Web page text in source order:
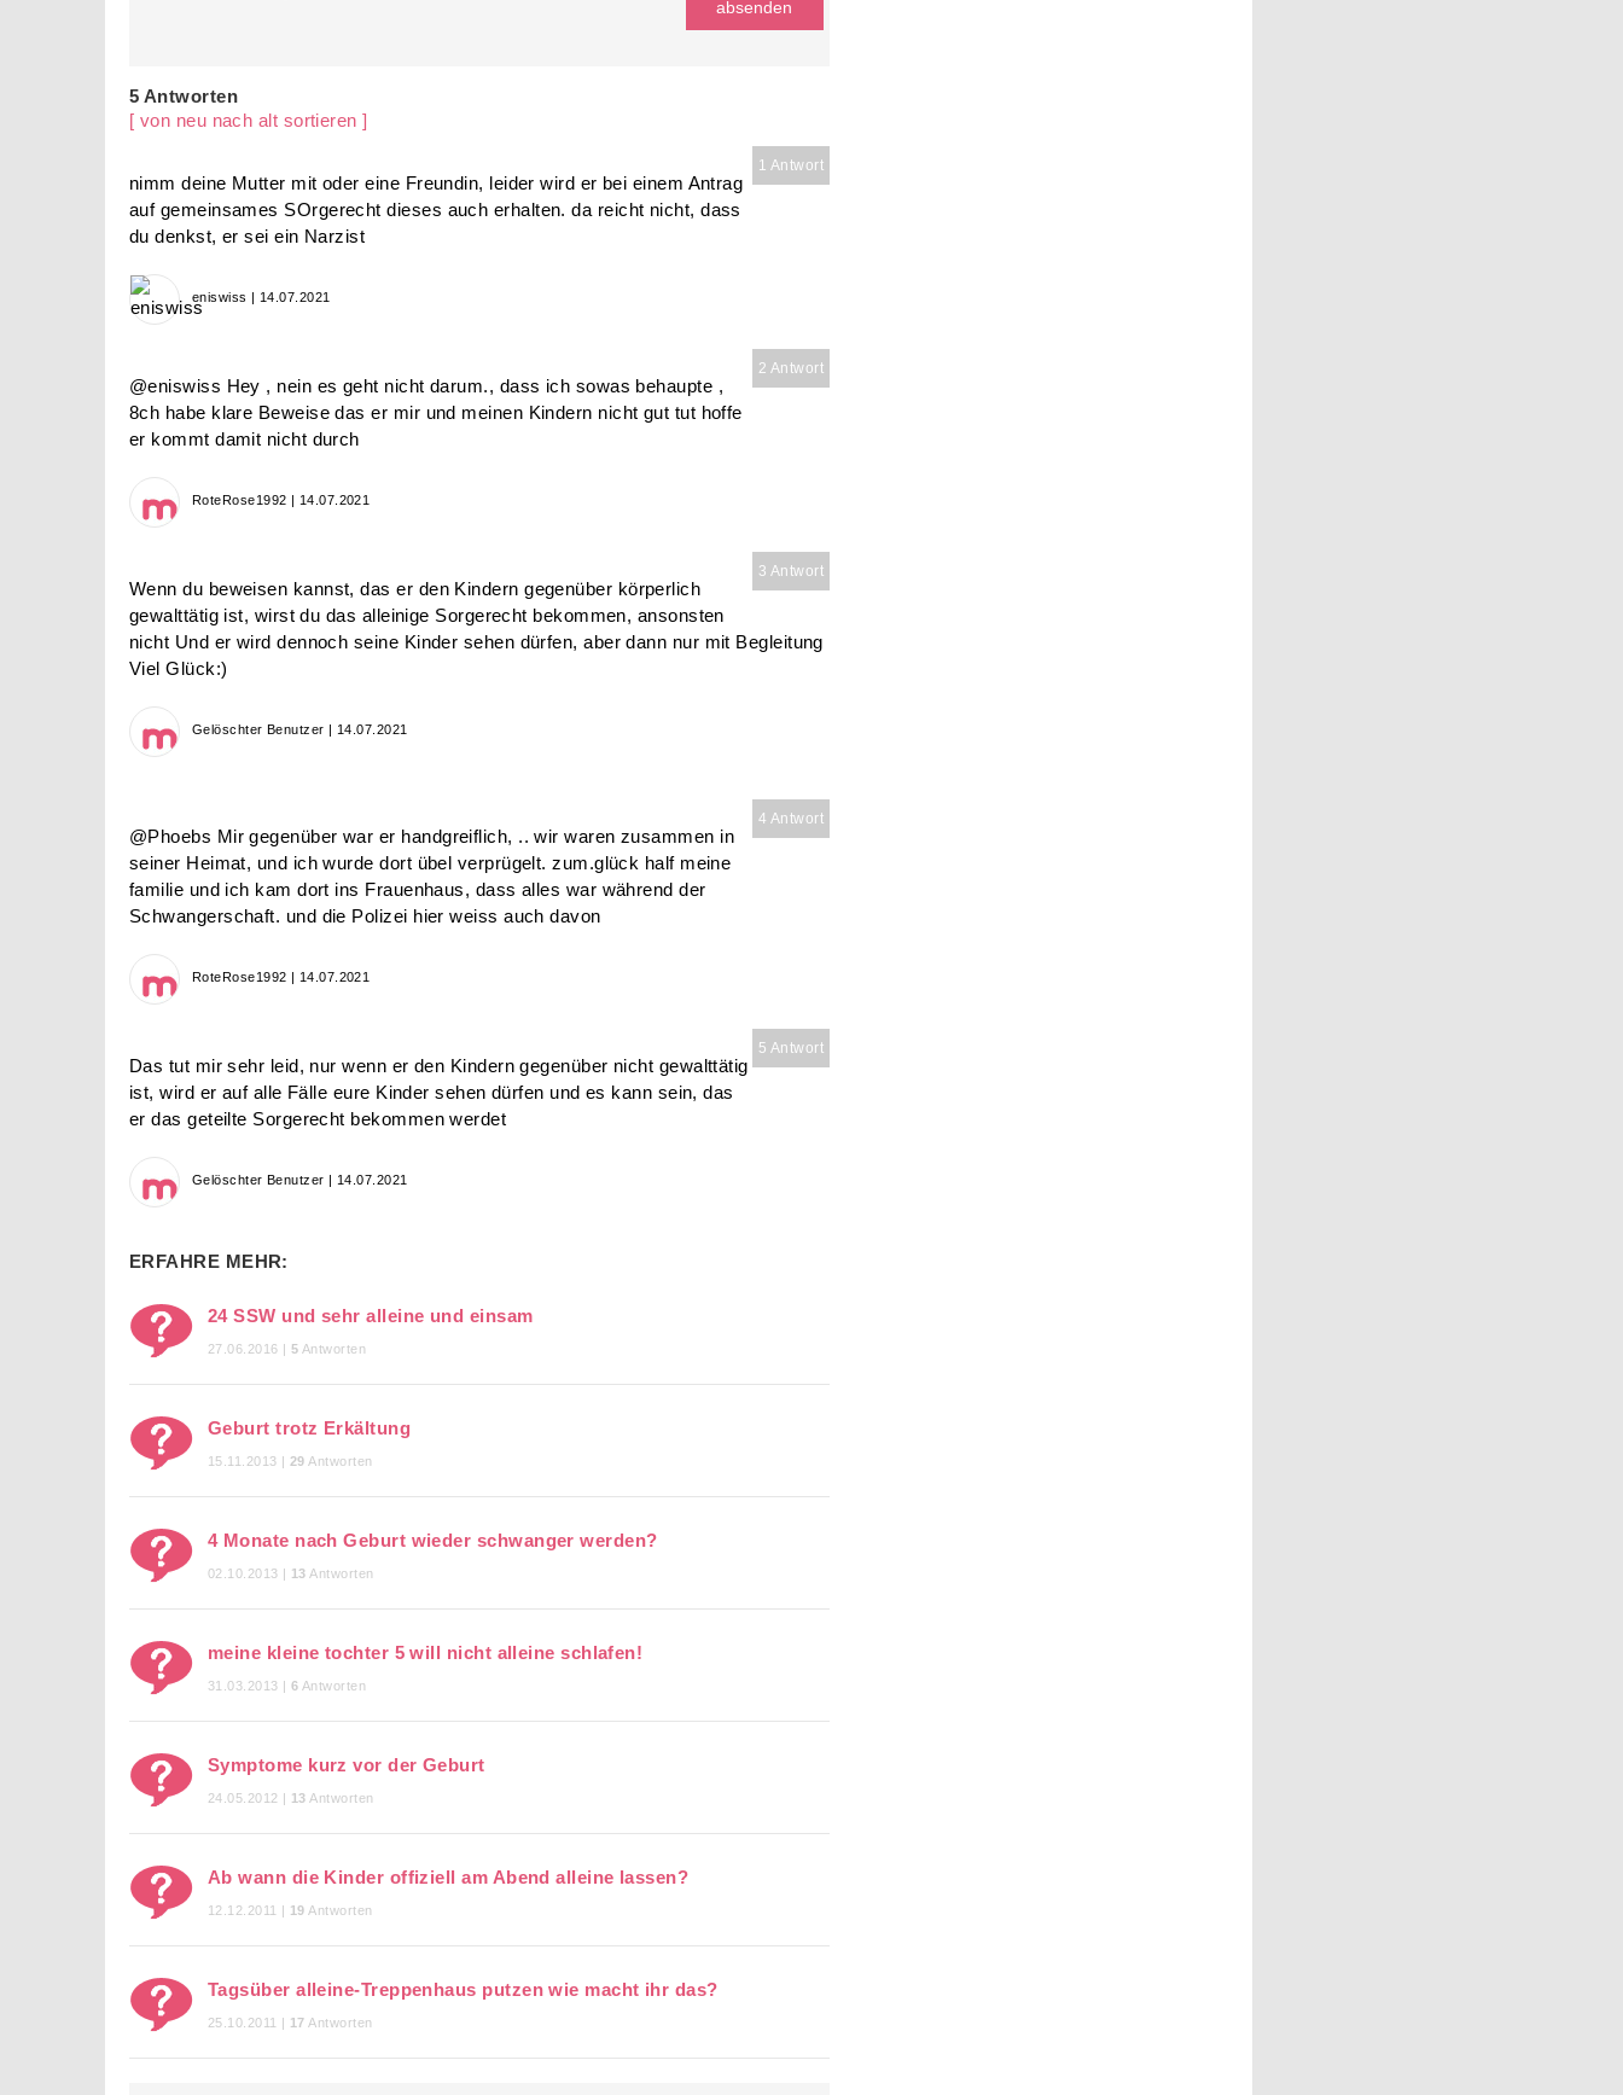
5 Antworten
[ von neu nach alt sortieren ]
1 Antwort
nimm deine Mutter mit oder eine Freundin, leider wird er bei einem Antrag
auf gemeinsames SOrgerecht dieses auch erhalten. da reicht nicht, dass
du denkst, er sei ein Narzist
eniswiss | 14.07.2021
2 Antwort
@eniswiss Hey , nein es geht nicht darum., dass ich sowas behaupte ,
8ch habe klare Beweise das er mir und meinen Kindern nicht gut tut hoffe
er kommt damit nicht durch
RoteRose1992 | 14.07.2021
3 Antwort
Wenn du beweisen kannst, das er den Kindern gegenüber körperlich
gewalttätig ist, wirst du das alleinige Sorgerecht bekommen, ansonsten
nicht Und er wird dennoch seine Kinder sehen dürfen, aber dann nur mit Begleitung
Viel Glück:)
Gelöschter Benutzer | 14.07.2021
4 Antwort
@Phoebs Mir gegenüber war er handgreiflich, .. wir waren zusammen in
seiner Heimat, und ich wurde dort übel verprügelt. zum.glück half meine
familie und ich kam dort ins Frauenhaus, dass alles war während der
Schwangerschaft. und die Polizei hier weiss auch davon
RoteRose1992 | 14.07.2021
5 Antwort
Das tut mir sehr leid, nur wenn er den Kindern gegenüber nicht gewalttätig
ist, wird er auf alle Fälle eure Kinder sehen dürfen und es kann sein, das
er das geteilte Sorgerecht bekommen werdet
Gelöschter Benutzer | 14.07.2021
ERFAHRE MEHR:
24 SSW und sehr alleine und einsam
27.06.2016 | 5 Antworten
Geburt trotz Erkältung
15.11.2013 | 29 Antworten
4 Monate nach Geburt wieder schwanger werden?
02.10.2013 | 13 Antworten
meine kleine tochter 5 will nicht alleine schlafen!
31.03.2013 | 6 Antworten
Symptome kurz vor der Geburt
24.05.2012 | 13 Antworten
Ab wann die Kinder offiziell am Abend alleine lassen?
12.12.2011 | 19 Antworten
Tagsüber alleine-Treppenhaus putzen wie macht ihr das?
25.10.2011 | 17 Antworten